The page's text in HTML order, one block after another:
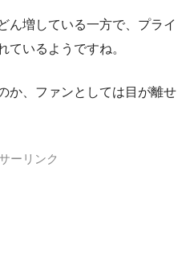
ん増している一方で、プライ
ているようですね。
か、ファンとしては目が離せ
ーリンク